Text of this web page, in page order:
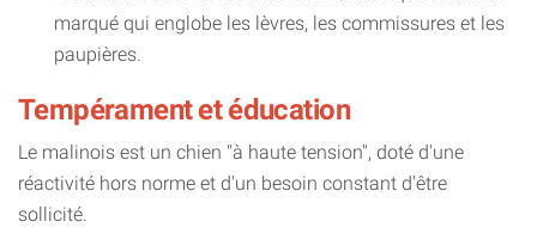
marqué qui englobe les lèvres, les commissures et les
paupières.
Tempérament et éducation
Le malinois est un chien "à haute tension", doté d'une
réactivité hors norme et d'un besoin constant d'être
sollicité.